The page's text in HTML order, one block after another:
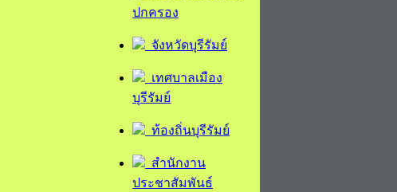
ปกครอง
จังหวัดบุรีรัมย์
เทศบาลเมือง
บุรีรัมย์
ท้องถิ่นบุรีรัมย์
สำนักงาน
ประชาสัมพันธ์